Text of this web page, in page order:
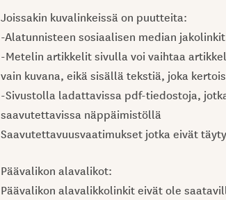
Joissakin kuvalinkeissä on puutteita:
-Alatunnisteen sosiaalisen median
-Metelin artikkelit sivulla voi vaihtaa
vain kuvana, eikä sisällä tekstiä, joka
-Sivustolla ladattavissa pdf-tiedostoja,
saavutettavissa näppäimistöllä
Saavutettavuusvaatimukset jotka eivät
Päävalikon alavalikot:
Päävalikon alavalikkolinkit eivät ole